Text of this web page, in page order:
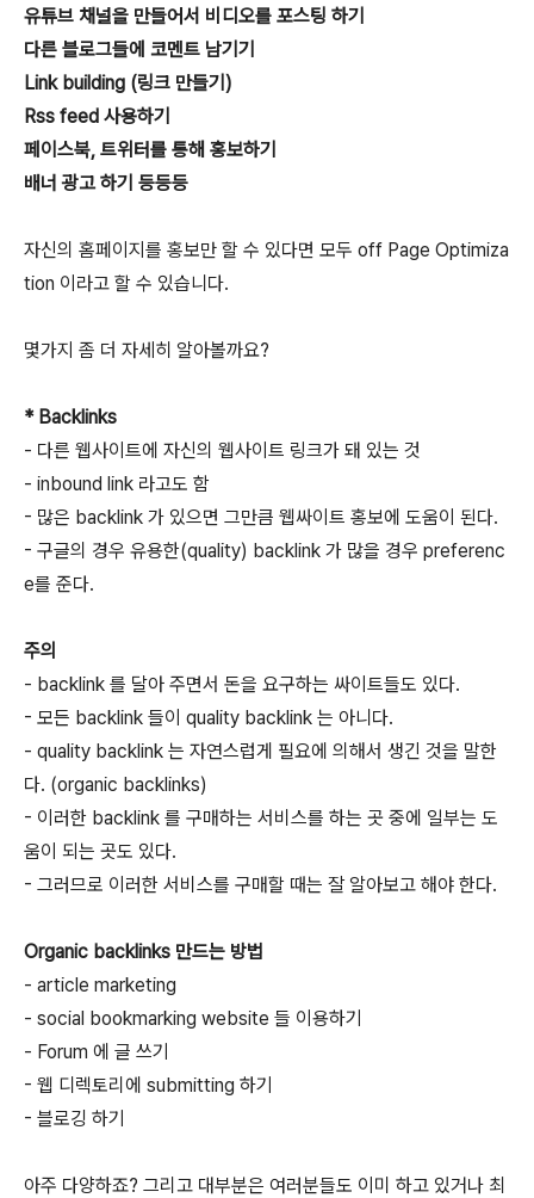
유튜브 채널을 만들어서 비디오를 포스팅 하기
다른 블로그들에 코멘트 남기기
Link building (링크 만들기)
Rss feed 사용하기
페이스북, 트위터를 통해 홍보하기
배너 광고 하기 등등등
자신의 홈페이지를 홍보만 할 수 있다면 모두 off Page Optimiza
tion 이라고 할 수 있습니다.
몇가지 좀 더 자세히 알아볼까요?
* Backlinks
- 다른 웹사이트에 자신의 웹사이트 링크가 돼 있는 것
- inbound link 라고도 함
- 많은 backlink 가 있으면 그만큼 웹싸이트 홍보에 도움이 된다.
- 구글의 경우 유용한(quality) backlink 가 많을 경우 preferenc
e를 준다.
주의
- backlink 를 달아 주면서 돈을 요구하는 싸이트들도 있다.
- 모든 backlink 들이 quality backlink 는 아니다.
- quality backlink 는 자연스럽게 필요에 의해서 생긴 것을 말한
다. (organic backlinks)
- 이러한 backlink 를 구매하는 서비스를 하는 곳 중에 일부는 도
움이 되는 곳도 있다.
- 그러므로 이러한 서비스를 구매할 때는 잘 알아보고 해야 한다.
Organic backlinks 만드는 방법
- article marketing
- social bookmarking website 들 이용하기
- Forum 에 글 쓰기
- 웹 디렉토리에 submitting 하기
- 블로깅 하기
아주 다양하죠? 그리고 대부분은 여러분들도 이미 하고 있거나 최